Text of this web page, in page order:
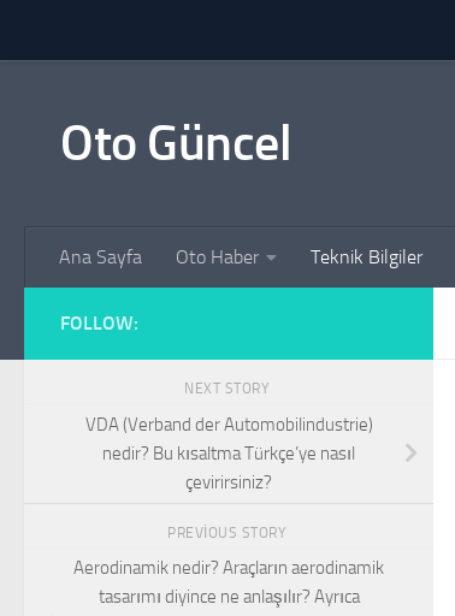
Oto Güncel
Ana Sayfa Oto Haber Teknik Bilgiler
FOLLOW:
NEXT STORY
VDA (Verband der Automobilindustrie)
nedir? Bu kısaltma Türkçe’ye nasıl
çevirirsiniz?
PREVIOUS STORY
Aerodinamik nedir? Araçların aerodinamik
tasarımı diyince ne anlaşılır? Ayrıca